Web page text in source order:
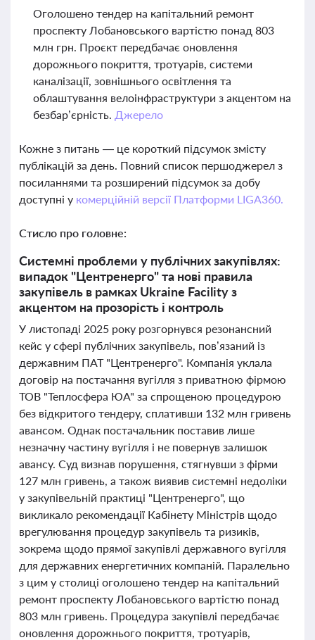
Оголошено тендер на капітальний ремонт
проспекту Лобановського вартістю понад 803
млн грн. Проєкт передбачає оновлення
дорожнього покриття, тротуарів, системи
каналізації, зовнішнього освітлення та
облаштування велоінфраструктури з акцентом на
безбар’єрність. Джерело
Кожне з питань — це короткий підсумок змісту
публікацій за день. Повний список першоджерел з
посиланнями та розширений підсумок за добу
доступні у комерційній версії Платформи LIGA360.
Стисло про головне:
Системні проблеми у публічних закупівлях:
випадок "Центренерго" та нові правила
закупівель в рамках Ukraine Facility з
акцентом на прозорість і контроль
У листопаді 2025 року розгорнувся резонансний
кейс у сфері публічних закупівель, пов’язаний із
державним ПАТ "Центренерго". Компанія уклала
договір на постачання вугілля з приватною фірмою
ТОВ "Теплосфера ЮА" за спрощеною процедурою
без відкритого тендеру, сплативши 132 млн гривень
авансом. Однак постачальник поставив лише
незначну частину вугілля і не повернув залишок
авансу. Суд визнав порушення, стягнувши з фірми
127 млн гривень, а також виявив системні недоліки
у закупівельній практиці "Центренерго", що
викликало рекомендації Кабінету Міністрів щодо
врегулювання процедур закупівель та ризиків,
зокрема щодо прямої закупівлі державного вугілля
для державних енергетичних компаній. Паралельно
з цим у столиці оголошено тендер на капітальний
ремонт проспекту Лобановського вартістю понад
803 млн гривень. Процедура закупівлі передбачає
оновлення дорожнього покриття, тротуарів,